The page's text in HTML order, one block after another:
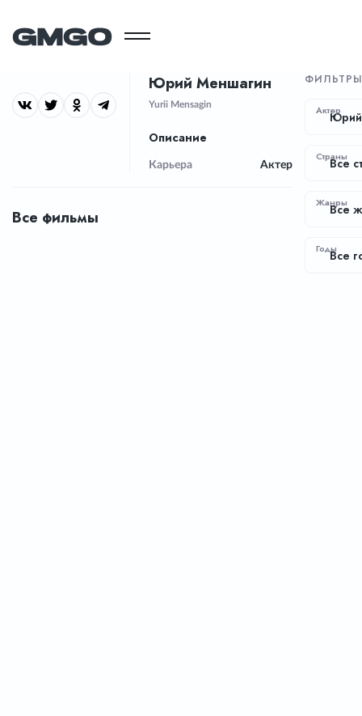
Юрий Меншагин
Yurii Mensagin
Описание
Карьера Актер
Все фильмы
ФИЛЬТРЫ
Актер
Страны
Все
Жанры
Все
ГодыВсе